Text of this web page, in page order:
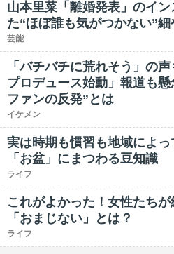
山本里菜「離婚発表」のイ
た“ほぼ誰も気がつかない”
芸能
「バチバチに荒れそう」の
プロデュース始動」報道も
ファンの反発”とは
イケメン
実は時期も慣習も地域によっ
「お盆」にまつわる豆知識
ライフ
これがよかった！女性たち
「おまじない」とは？
ライフ